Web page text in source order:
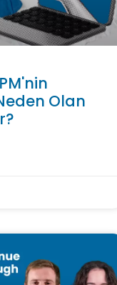
Olan